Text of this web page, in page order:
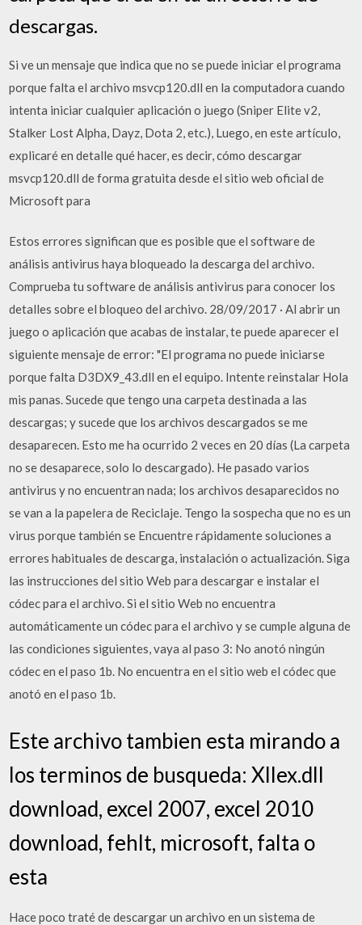
descargas.
Si ve un mensaje que indica que no se puede iniciar el programa
porque falta el archivo msvcp120.dll en la computadora cuando
intenta iniciar cualquier aplicación o juego (Sniper Elite v2,
Stalker Lost Alpha, Dayz, Dota 2, etc.), Luego, en este artículo,
explicaré en detalle qué hacer, es decir, cómo descargar
msvcp120.dll de forma gratuita desde el sitio web oficial de
Microsoft para
Estos errores significan que es posible que el software de
análisis antivirus haya bloqueado la descarga del archivo.
Comprueba tu software de análisis antivirus para conocer los
detalles sobre el bloqueo del archivo. 28/09/2017 · Al abrir un
juego o aplicación que acabas de instalar, te puede aparecer el
siguiente mensaje de error: "El programa no puede iniciarse
porque falta D3DX9_43.dll en el equipo. Intente reinstalar Hola
mis panas. Sucede que tengo una carpeta destinada a las
descargas; y sucede que los archivos descargados se me
desaparecen. Esto me ha ocurrido 2 veces en 20 días (La carpeta
no se desaparece, solo lo descargado). He pasado varios
antivirus y no encuentran nada; los archivos desaparecidos no
se van a la papelera de Reciclaje. Tengo la sospecha que no es un
virus porque también se Encuentre rápidamente soluciones a
errores habituales de descarga, instalación o actualización. Siga
las instrucciones del sitio Web para descargar e instalar el
códec para el archivo. Si el sitio Web no encuentra
automáticamente un códec para el archivo y se cumple alguna de
las condiciones siguientes, vaya al paso 3: No anotó ningún
códec en el paso 1b. No encuentra en el sitio web el códec que
anotó en el paso 1b.
Este archivo tambien esta mirando a
los terminos de busqueda: Xllex.dll
download, excel 2007, excel 2010
download, fehlt, microsoft, falta o
esta
Hace poco traté de descargar un archivo en un sistema de